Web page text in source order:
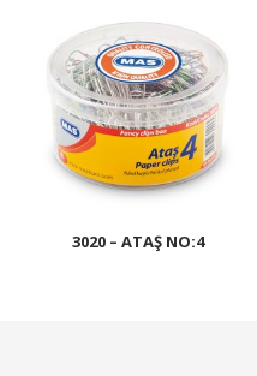
3020 – ATAŞ NO:4